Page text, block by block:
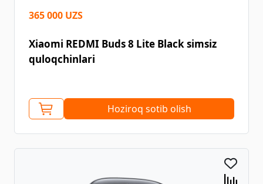
365 000 UZS
Xiaomi REDMI Buds 8 Lite Black simsiz
quloqchinlari
Hoziroq sotib olish